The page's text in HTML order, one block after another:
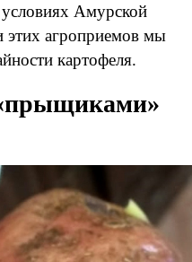
условиях Амурской
этих агроприемов мы
картофеля.